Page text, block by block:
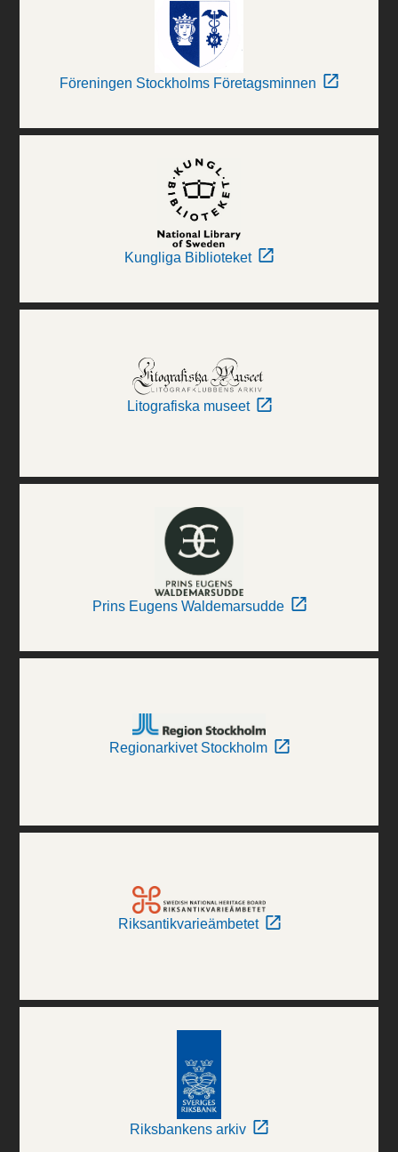
Föreningen Stockholms Företagsminnen
Kungliga Biblioteket
Litografiska museet
Prins Eugens Waldemarsudde
Regionarkivet Stockholm
Riksantikvarieämbetet
Riksbankens arkiv